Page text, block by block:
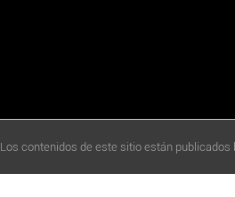
Los contenidos de este sitio están